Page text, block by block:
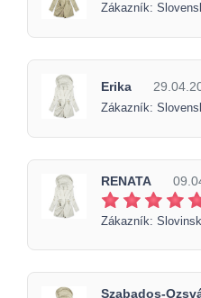
Zákazník:
Erika
Zákazník:
RENATA
Zákazník:
Szabados-